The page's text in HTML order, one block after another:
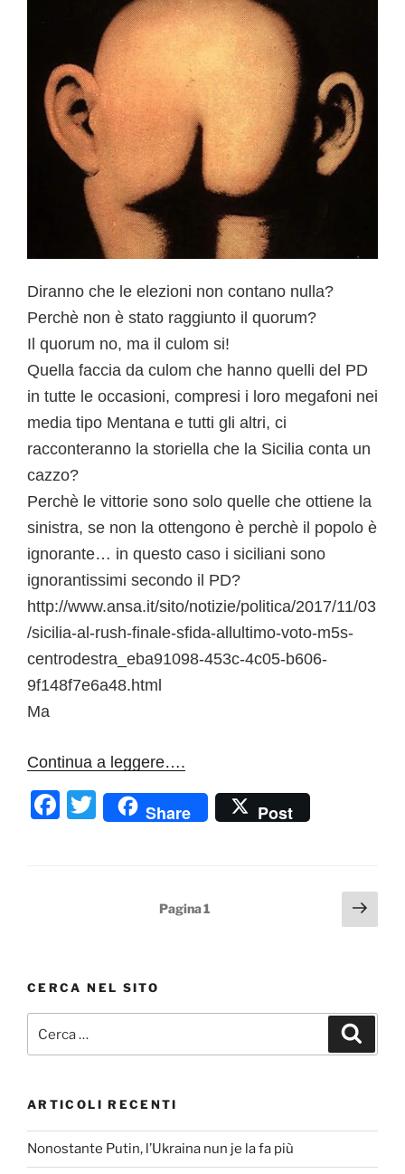
k
Diranno che le elezioni non contano nulla?
Perchè non è stato raggiunto il quorum?
Il quorum no, ma il culom si!
Quella faccia da culom che hanno quelli del PD
in tutte le occasioni, compresi i loro megafoni nei
media tipo Mentana e tutti gli altri, ci
racconteranno la storiella che la Sicilia conta un
cazzo?
Perchè le vittorie sono solo quelle che ottiene la
sinistra, se non la ottengono è perchè il popolo è
ignorante… in questo caso i siciliani sono
ignorantissimi secondo il PD?
http://www.ansa.it/sito/notizie/politica/2017/11/03
/sicilia-al-rush-finale-sfida-allultimo-voto-m5s-
centrodestra_eba91098-453c-4c05-b606-
9f148f7e6a48.html
Ma
Continua a leggere….
F
o
k
T
w
Share Post
Pagina1
CERCA NEL SITO
ARTICOLI RECENTI
Nonostante Putin, l’Ukraina nun je la fa più